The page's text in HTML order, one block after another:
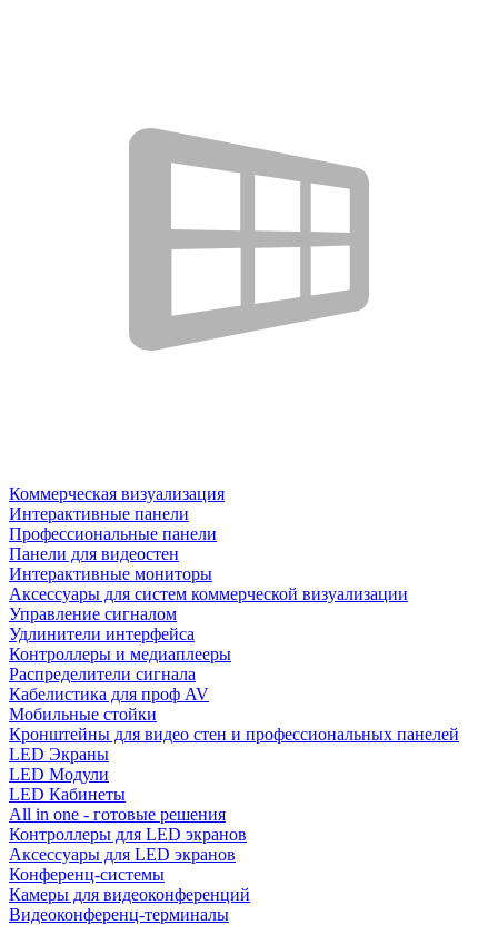
Коммерческая визуализация
Интерактивные панели
Профессиональные панели
Панели для видеостен
Интерактивные мониторы
Аксессуары для систем коммерческой визуализации
Управление сигналом
Удлинители интерфейса
Контроллеры и медиаплееры
Распределители сигнала
Кабелистика для проф AV
Мобильные стойки
Кронштейны для видео стен и профессиональных панелей
LED Экраны
LED Модули
LED Кабинеты
All in one - готовые решения
Контроллеры для LED экранов
Аксессуары для LED экранов
Конференц-системы
Камеры для видеоконференций
Видеоконференц-терминалы